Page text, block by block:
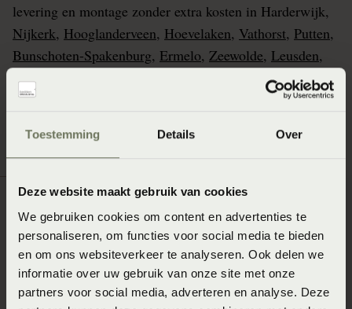
Toestemming Details Over
Deze website maakt gebruik van cookies
We gebruiken cookies om content en advertenties te
personaliseren, om functies voor social media te bieden
en om ons websiteverkeer te analyseren. Ook delen we
informatie over uw gebruik van onze site met onze
partners voor social media, adverteren en analyse. Deze
levering en montage zonder extra kosten in Harderwijk,
Nijkerk, Hooglanderveen, Hoevelaken, Vathorst, Putten,
Bunschoten-Spakenburg, Ermelo, Zeewolde, Leusden,
Baarn
en omgeving om jou
volledig te ontzorgen.